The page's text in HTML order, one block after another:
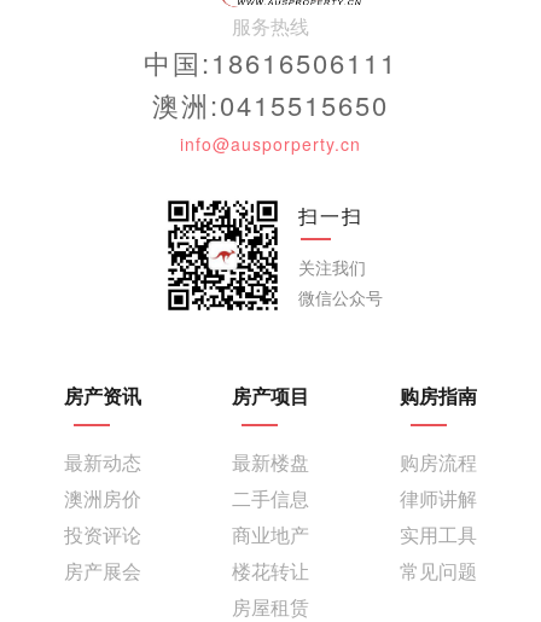
服务热线
中国:18616506111
澳洲:0415515650
info@ausporperty.cn
扫一扫
关注我们
微信公众号
房产资讯
最新动态
澳洲房价
投资评论
房产展会
房产项目
最新楼盘
二手信息
商业地产
楼花转让
房屋租赁
购房指南
购房流程
律师讲解
实用工具
常见问题